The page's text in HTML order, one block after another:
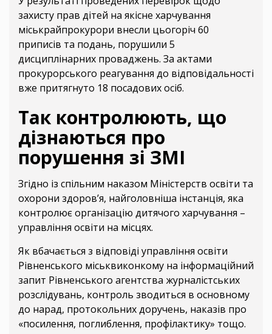
захисту прав дітей на якісне харчування
міськрайпрокурори внесли цьогоріч 60
приписів та подань, порушили 5
дисциплінарних проваджень. За актами
прокурорського реагування до відповідальності
вже притягнуто 18 посадових осіб.
Так контролюють, що
дізнаються про
порушення зі ЗМІ
Згідно із спільним наказом Міністерств освіти та
охорони здоров’я, найголовніша інстанція, яка
контролює організацію дитячого харчування –
управління освіти на місцях.
Як вбачається з відповіді управління освіти
Рівненського міськвиконкому на інформаційний
запит Рівненського агентства журналістських
розслідувань, контроль зводиться в основному
до нарад, протокольних доручень, наказів про
«посилення, поглиблення, профілактику» тощо.